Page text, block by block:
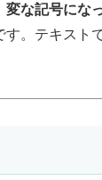
な記号にな
。テキスト